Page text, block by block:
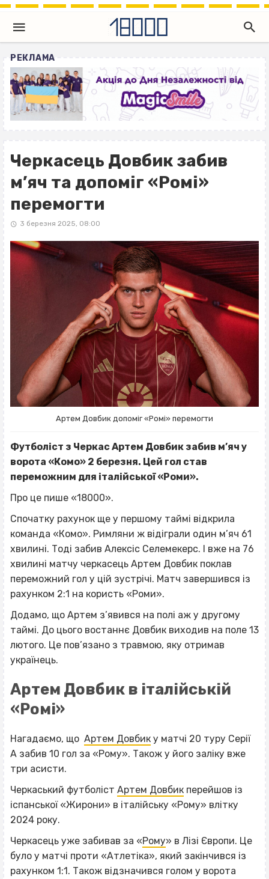
РЕКЛАМА
Черкасець Довбик забив
м’яч та допоміг «Ромі»
перемогти
3 березня 2025, 08:00
Артем Довбик допоміг «Ромі» перемогти
Футболіст з Черкас Артем Довбик забив м’яч у
ворота «Комо» 2 березня. Цей гол став
переможним для італійської «Роми».
Про це пише «18000».
Спочатку рахунок ще у першому таймі відкрила
команда «Комо». Римляни ж відіграли один м’яч 61
хвилині. Тоді забив Алексіс Селемекерс. І вже на 76
хвилині матчу черкасець Артем Довбик поклав
переможний гол у цій зустрічі. Матч завершився із
рахунком 2:1 на користь «Роми».
Додамо, що Артем з’явився на полі аж у другому
таймі. До цього востаннє Довбик виходив на поле 13
лютого. Це пов’язано з травмою, яку отримав
українець.
Артем Довбик в італійській
«Ромі»
Нагадаємо, що Артем Довбик у матчі 20 туру Серії
А забив 10 гол за «Рому». Також у його заліку вже
три асисти.
Черкаський футболіст Артем Довбик перейшов із
іспанської «Жирони» в італійську «Рому» влітку
2024 року.
Черкасець уже забивав за «Рому» в Лізі Європи. Це
було у матчі проти «Атлетіка», який закінчився із
рахунком 1:1. Також відзначився голом у ворота